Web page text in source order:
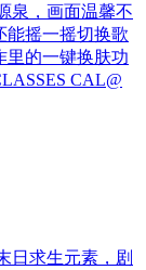
泉，画面温馨不
能摇一摇切换歌
里的一键换肤功
CAL@
日求生元素，剧